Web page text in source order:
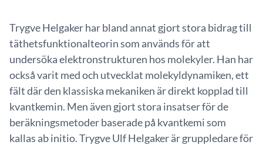
Trygve Helgaker har bland annat gjort stora bidrag till
täthetsfunktionalteorin som används för att
undersöka elektronstrukturen hos molekyler. Han har
också varit med och utvecklat molekyldynamiken, ett
fält där den klassiska mekaniken är direkt kopplad till
kvantkemin. Men även gjort stora insatser för de
beräkningsmetoder baserade på kvantkemi som
kallas ab initio. Trygve Ulf Helgaker är gruppledare för